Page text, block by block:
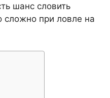
шанс словить
сложно при ловле на